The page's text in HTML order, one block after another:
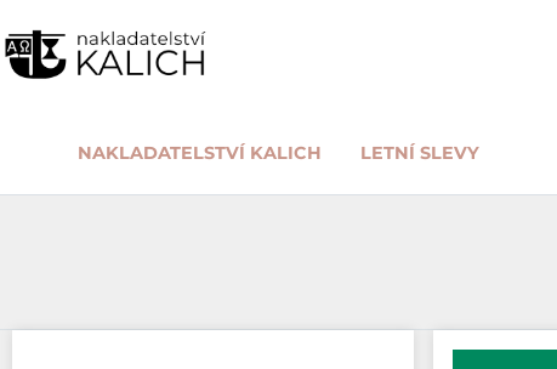
NAKLADATELSTVÍ KALICH LETNÍ SLEVY